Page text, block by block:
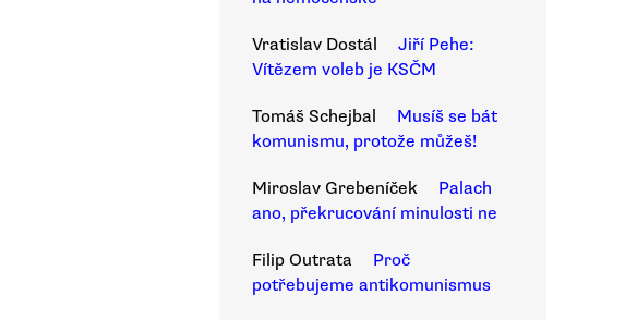
Vratislav Dostál
Jiří Pehe:
Vítězem voleb je KSČM
Tomáš Schejbal
Musíš se bát
komunismu, protože můžeš!
Miroslav Grebeníček
Palach
ano, překrucování minulosti ne
Filip Outrata
Proč
potřebujeme antikomunismus